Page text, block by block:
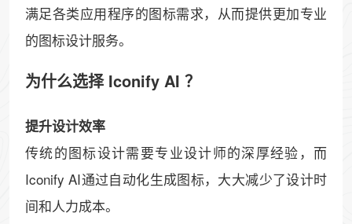
满足各类应用程序的图标需求，从而提供更加专业
的图标设计服务。
为什么选择 Iconify AI ？
提升设计效率
传统的图标设计需要专业设计师的深厚经验，而
Iconify AI通过自动化生成图标，大大减少了设计时
间和人力成本。